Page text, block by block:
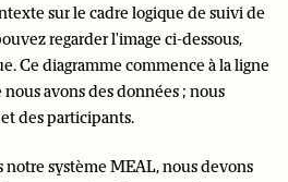
sur le cadre logique de suivi de
regarder l'image ci-dessous,
Ce diagramme commence à la ligne
avons des données ; nous
des participants.
notre système MEAL, nous devons